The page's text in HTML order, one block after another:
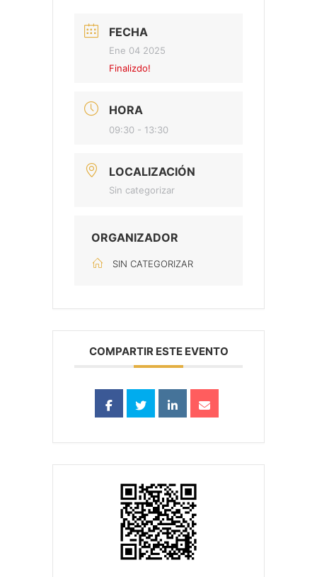
FECHA
Ene 04 2025
Finalizdo!
HORA
09:30 - 13:30
LOCALIZACIÓN
Sin categorizar
ORGANIZADOR
SIN CATEGORIZAR
COMPARTIR ESTE EVENTO